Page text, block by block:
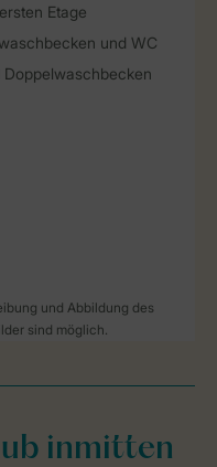
Etage
und WC
und Abbildung des
sind möglich.
inmitten